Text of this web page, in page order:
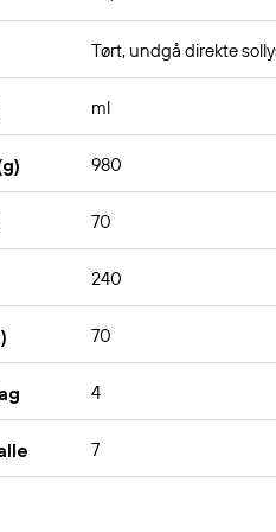
Tørt, undgå direkte
ml
980
70
240
70
4
7